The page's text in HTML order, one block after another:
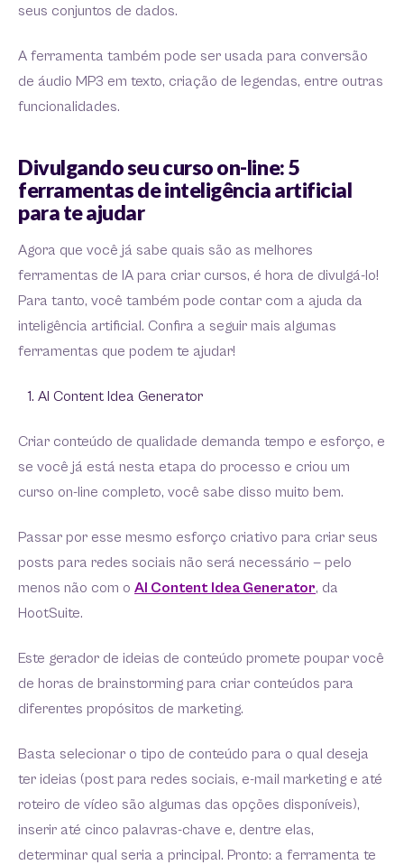
seus conjuntos de dados.
A ferramenta também pode ser usada para conversão
de áudio MP3 em texto, criação de legendas, entre outras
funcionalidades.
Divulgando seu curso on-line: 5
ferramentas de inteligência artificial
para te ajudar
Agora que você já sabe quais são as melhores
ferramentas de IA para criar cursos, é hora de divulgá-lo!
Para tanto, você também pode contar com a ajuda da
inteligência artificial. Confira a seguir mais algumas
ferramentas que podem te ajudar!
AI Content Idea Generator
Criar conteúdo de qualidade demanda tempo e esforço, e
se você já está nesta etapa do processo e criou um
curso on-line completo, você sabe disso muito bem.
Passar por esse mesmo esforço criativo para criar seus
posts para redes sociais não será necessário — pelo
menos não com o AI Content Idea Generator, da
HootSuite.
Este gerador de ideias de conteúdo promete poupar você
de horas de brainstorming para criar conteúdos para
diferentes propósitos de marketing.
Basta selecionar o tipo de conteúdo para o qual deseja
ter ideias (post para redes sociais, e-mail marketing e até
roteiro de vídeo são algumas das opções disponíveis),
inserir até cinco palavras-chave e, dentre elas,
determinar qual seria a principal. Pronto: a ferramenta te